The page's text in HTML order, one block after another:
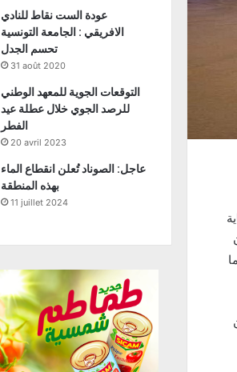
عودة الست نقاط للنادي
الافريقي : الجامعة التونسية
تحسم الجدل
31 août 2020
التوقعات الجوية للمعهد الوطني
للرصد الجوي خلال عطلة عيد
الفطر
20 avril 2023
عاجل: الصوناد تُعلن انقطاع الماء
بهذه المنطقة
11 juillet 2024